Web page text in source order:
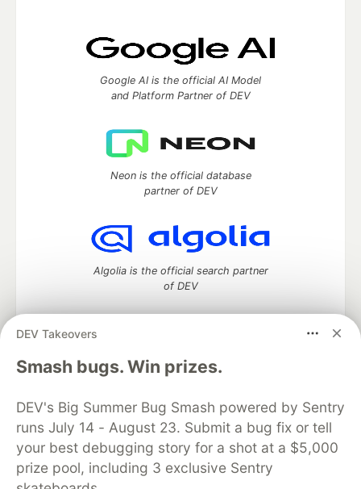
DEV Takeovers
Smash bugs. Win prizes.
DEV's Big Summer Bug Smash powered by Sentry
runs July 14 - August 23. Submit a bug fix or tell
your best debugging story for a shot at a $5,000
prize pool, including 3 exclusive Sentry
Google AI is the official AI Model
and Platform Partner of DEV
Neon is the official database
partner of DEV
Algolia is the official search partner
of DEV
DEV Community— A space to discuss and keep up software
development and manage your software career
DEV Education Tracks
DEV Help
Advertise on DEV
Organization Accounts
DEV Showcase About
Contact
Free Postgres Database
DEV Shop
MLH
Code of Conduct
Privacy Policy
Terms of Use
Built on
Forem open source software that powers